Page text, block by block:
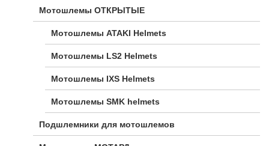
Мотошлемы ОТКРЫТЫЕ
Мотошлемы ATAKI Helmets
Мотошлемы LS2 Helmets
Мотошлемы IXS Helmets
Мотошлемы SMK helmets
Подшлемники для мотошлемов